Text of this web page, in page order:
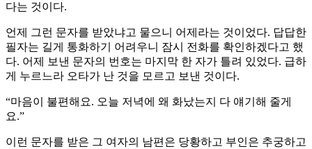
다는 것이다.
언제 그런 문자를 받았냐고 물으니 어제라는 것이었다. 답답한
필자는 길게 통화하기 어려우니 잠시 전화를 확인하겠다고 했
다. 어제 보낸 문자의 번호는 마지막 한 자가 틀려 있었다. 급하
게 누르느라 오타가 난 것을 모르고 보낸 것이다.
“마음이 불편해요. 오늘 저녁에 왜 화났는지 다 얘기해 줄게
요.”
이런 문자를 받은 그 여자의 남편은 당황하고 부인은 추궁하고